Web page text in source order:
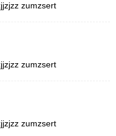
zumzsert
zumzsert
zumzsert